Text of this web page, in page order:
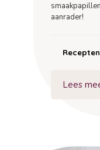
aanrader!
Recepten
Lees